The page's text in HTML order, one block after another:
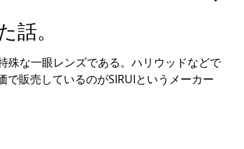
話。
殊な一眼レンズである。ハリウッドなどで
販売しているのがSIRUIというメーカー